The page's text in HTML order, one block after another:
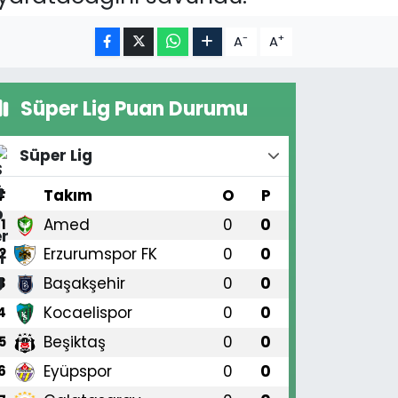
A- A+
Süper Lig Puan Durumu
Süper Lig
Takım O P
1 Amed 0 0
Erzurumspor FK 0 0
Başakşehir 0 0
Kocaelispor 0 0
Beşiktaş 0 0
Eyüpspor 0 0